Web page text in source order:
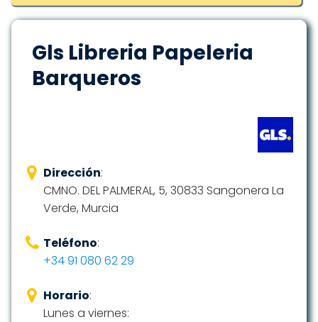
Gls Libreria Papeleria
Barqueros
Dirección:
CMNO. DEL PALMERAL, 5, 30833 Sangonera La
Verde, Murcia
Teléfono:
+34 91 080 62 29
Horario:
Lunes a viernes: